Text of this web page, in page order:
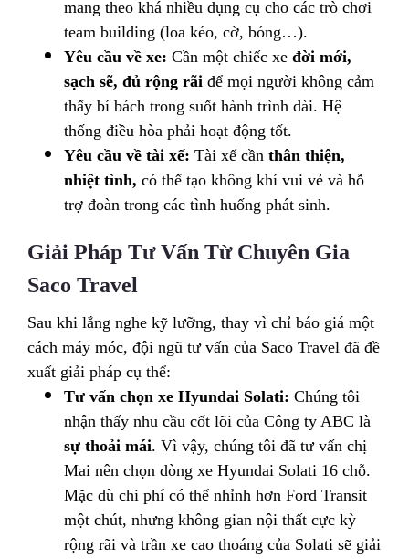
mang theo khá nhiều dụng cụ cho các trò chơi
team building (loa kéo, cờ, bóng…).
Yêu cầu về xe: Cần một chiếc xe đời mới,
sạch sẽ, đủ rộng rãi để mọi người không cảm
thấy bí bách trong suốt hành trình dài. Hệ
thống điều hòa phải hoạt động tốt.
Yêu cầu về tài xế: Tài xế cần thân thiện,
nhiệt tình, có thể tạo không khí vui vẻ và hỗ
trợ đoàn trong các tình huống phát sinh.
Giải Pháp Tư Vấn Từ Chuyên Gia
Saco Travel
Sau khi lắng nghe kỹ lưỡng, thay vì chỉ báo giá một
cách máy móc, đội ngũ tư vấn của Saco Travel đã đề
xuất giải pháp cụ thể:
Tư vấn chọn xe Hyundai Solati: Chúng tôi
nhận thấy nhu cầu cốt lõi của Công ty ABC là
sự thoải mái. Vì vậy, chúng tôi đã tư vấn chị
Mai nên chọn dòng xe Hyundai Solati 16 chỗ.
Mặc dù chi phí có thể nhỉnh hơn Ford Transit
một chút, nhưng không gian nội thất cực kỳ
rộng rãi và trần xe cao thoáng của Solati sẽ giải